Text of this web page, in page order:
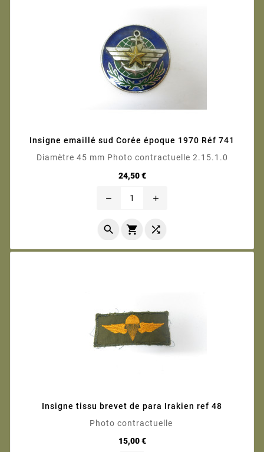
Insigne emaillé sud Corée époque 1970 Réf 741
Diamètre 45 mm Photo contractuelle 2.15.1.0
24,50 €Prix
remove add
  
Insigne tissu brevet de para Irakien ref 48
Photo contractuelle
15,00 €Prix